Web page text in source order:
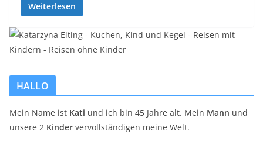
Weiterlesen
HALLO
Mein Name ist Kati und ich bin 45 Jahre alt. Mein Mann und
unsere 2 Kinder vervollständigen meine Welt.